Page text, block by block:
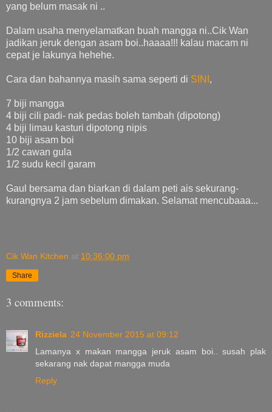
yang belum masak ni ..
Dalam usaha menyelamatkan buah mangga ni..Cik Wan
jadikan jeruk dengan asam boi..haaaa!!! kalau macam ni
cepat je lakunya hehehe.
Cara dan bahannya masih sama seperti di SINI ,
7 biji mangga
4 biji cili padi- nak pedas boleh tambah (dipotong)
4 biji limau kasturi dipotong nipis
10 biji asam boi
1/2 cawan gula
1/2 sudu kecil garam
Gaul bersama dan biarkan di dalam peti ais sekurang-
kurangnya 2 jam sebelum dimakan. Selamat mencubaaa...
Cik Wan Kitchen at 10:36:00 pm
Share
3 comments:
Rizziela 24 November 2015 at 09:12
Lamanya x makan mangga jeruk asam boi.. susah plak
sekarang nak dapat mangga muda
Reply